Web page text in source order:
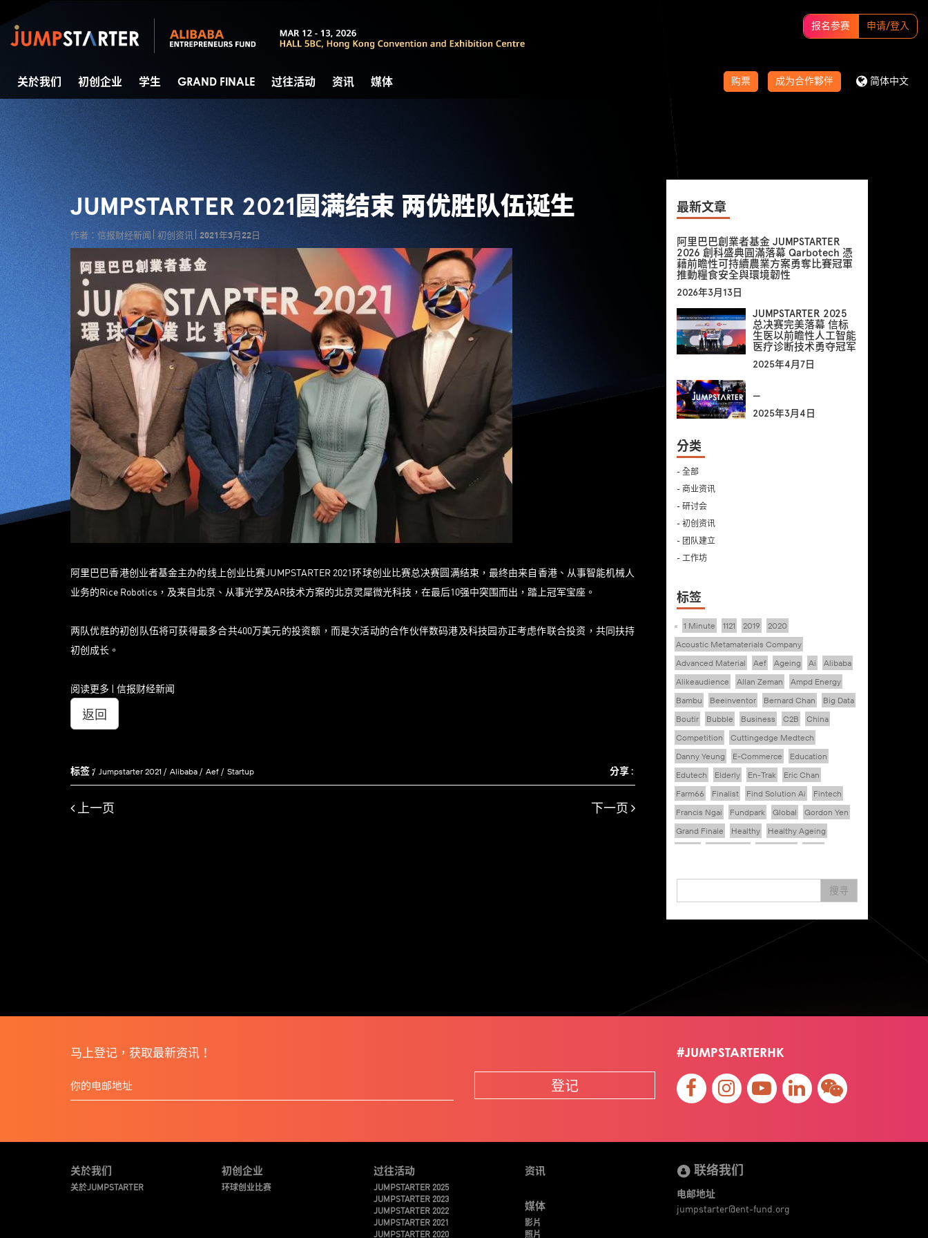
报名参赛 申请/登入
购票 成为合作夥伴 简体中文
关於我们 初创企业 学生 GRAND FINALE 过往活动 资讯 媒体
JUMPSTARTER 2021圆满结束 两优胜队伍诞生
作者：信报财经新闻 初创资讯 2021年3月22日
阿里巴巴香港创业者基金主办的线上创业比赛JUMPSTARTER 2021环球创业比赛总决赛圆满结束，最终由来自香港、从事智能机械人
业务的Rice Robotics，及来自北京、从事光学及AR技术方案的北京灵犀微光科技，在最后10强中突围而出，踏上冠军宝座。
两队优胜的初创队伍将可获得最多合共400万美元的投资额，而是次活动的合作伙伴数码港及科技园亦正考虑作联合投资，共同扶持
初创成长。
阅读更多 | 信报财经新闻
返回
标签 : Jumpstarter 2021 Alibaba Aef Startup 分享 :
上一页 下一页
最新文章
阿里巴巴創業者基金 JUMPSTARTER
2026 創科盛典圓滿落幕 Qarbotech 憑
藉前瞻性可持續農業方案勇奪比賽冠軍
推動糧食安全與環境韌性
2026年3月13日
JUMPSTARTER 2025
总决赛完美落幕 信标
生医以前瞻性人工智能
医疗诊断技术勇夺冠军
2025年4月7日
—
2025年3月4日
分类
- 全部
- 商业资讯
- 研讨会
- 初创资讯
- 团队建立
- 工作坊
标签
1 Minute 1121 2019
2020
Acoustic Metamaterials Company
Advanced Material
Aef Ageing Ai
Alibaba
Alikeaudience
Allan Zeman
Ampd Energy
Bambu
Beeinventor Bernard Chan
Big Data
Boutir
Bubble Business C2B
China
Competition
Cuttingedge Medtech
Danny Yeung
E-Commerce
Education
Edutech
Elderly En-Trak
Eric Chan
Farm66
Finalist Find Solution Ai
Fintech
Francis Ngai
Fundpark Global
Gordon Yen
Grand Finale
Healthy
Healthy Ageing
Iot
Ipharma Limited
Joe Kwan
Jumpstarter
Jumpstarter 2021
Jumpstarter/2019
Jumpstarter/2019/event/startup/investor/corporate
Jumpstarter2017
Nanomaterial
Norma
Patent
Pitch Pitch Deck Pitching
Retail
Robo Wunderkind Robot
Robotics
Savio Kwan
Science Semi Pitch
Sensor
Soft Wearable Robotics Limited
Technology
Teddy Chan
搜寻
马上登记，获取最新资讯！
登记
#JUMPSTARTERHK
关於我们
关於JUMPSTARTER
初创企业
环球创业比赛
过往活动
JUMPSTARTER 2025
JUMPSTARTER 2023
JUMPSTARTER 2022
JUMPSTARTER 2021
JUMPSTARTER 2020
资讯
媒体
影片
照片
联络我们
电邮地址
jumpstarter@ent-fund.org